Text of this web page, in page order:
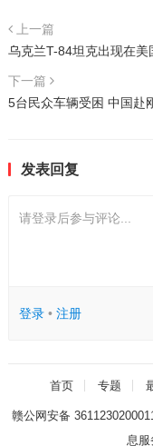
上一篇
乌克兰T-84坦克出现在
下一篇
5台民众车辆受困 中国赴
发表回复
请登录后参与评论...
登录• 注册
首页 专题
赣公网安备
息服